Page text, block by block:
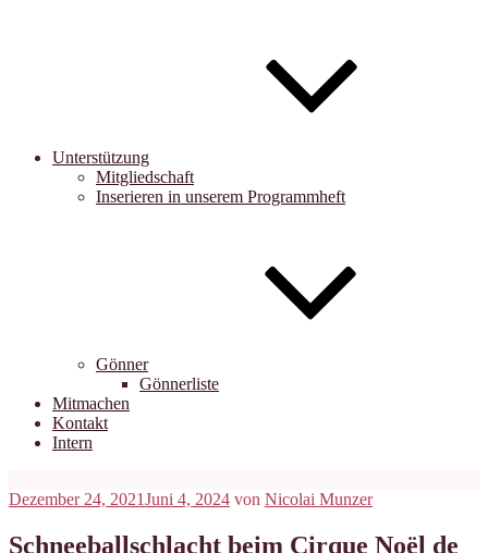
Unterstützung
Mitgliedschaft
Inserieren in unserem Programmheft
Gönner
Gönnerliste
Mitmachen
Kontakt
Intern
Veröffentlicht
Dezember 24, 2021Juni 4, 2024 von Nicolai Munzer
Schneeballschlacht beim Cirque Noël de